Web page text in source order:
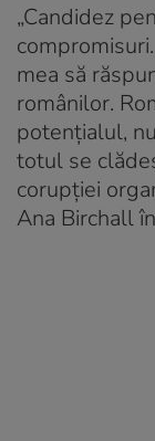
„Candidez
mea să
românilor.
potențialul,
totul se
corupției
Ana Birchall